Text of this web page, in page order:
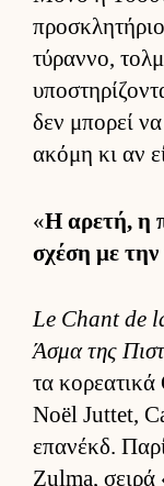
τύραν­νο,
δεν μπορεί
ακόμη κι αν
«Η αρετή, η
σχέση με
Le Chant de
Άσμα της
τα
Noël Juttet,
επανέκδ.
Zulma,